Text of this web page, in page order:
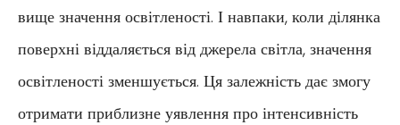
вище значення освітленості. І навпаки, коли ділянка
поверхні віддаляється від джерела світла, значення
освітленості зменшується. Ця залежність дає змогу
отримати приблизне уявлення про інтенсивність